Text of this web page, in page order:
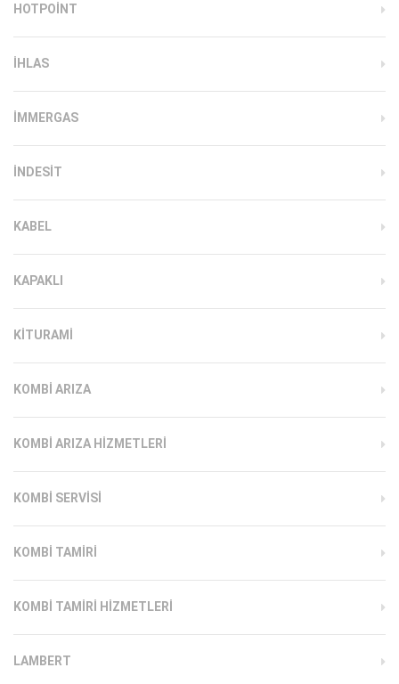
HOTPOINT
IHLAS
İMMERGAS
INDESIT
KABEL
KAPAKLI
KITURAMI
KOMBI ARIZA
KOMBI ARIZA HIZMETLERI
KOMBI SERVISI
KOMBI TAMIRI
KOMBI TAMIRI HIZMETLERI
LAMBERT